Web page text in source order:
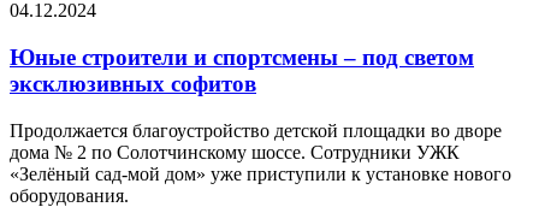
04.12.2024
Юные строители и спортсмены – под светом
эксклюзивных софитов
Продолжается благоустройство детской площадки во дворе
дома № 2 по Солотчинскому шоссе. Сотрудники УЖК
«Зелёный сад-мой дом» уже приступили к установке нового
оборудования.